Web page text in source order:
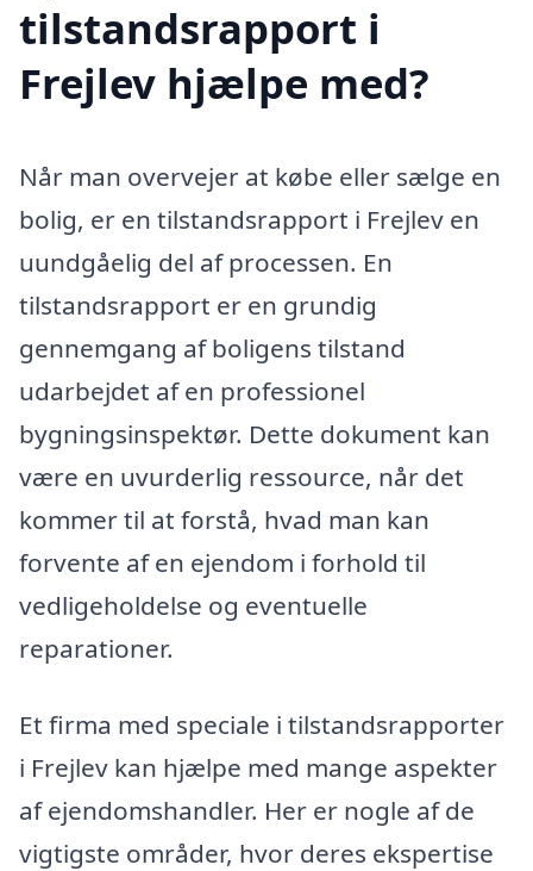
tilstandsrapport i
Frejlev hjælpe med?
Når man overvejer at købe eller sælge en
bolig, er en tilstandsrapport i Frejlev en
uundgåelig del af processen. En
tilstandsrapport er en grundig
gennemgang af boligens tilstand
udarbejdet af en professionel
bygningsinspektør. Dette dokument kan
være en uvurderlig ressource, når det
kommer til at forstå, hvad man kan
forvente af en ejendom i forhold til
vedligeholdelse og eventuelle
reparationer.
Et firma med speciale i tilstandsrapporter
i Frejlev kan hjælpe med mange aspekter
af ejendomshandler. Her er nogle af de
vigtigste områder, hvor deres ekspertise